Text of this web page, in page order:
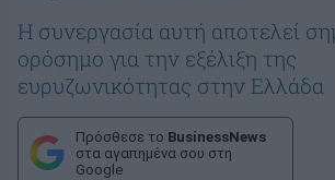
Η συνεργασία αυτή αποτελεί
ορόσημο για την εξέλιξη της
ευρυζωνικότητας στην Ελλάδα
Πρόσθεσε το BusinessNews
στα αγαπημένα σου στη
Google